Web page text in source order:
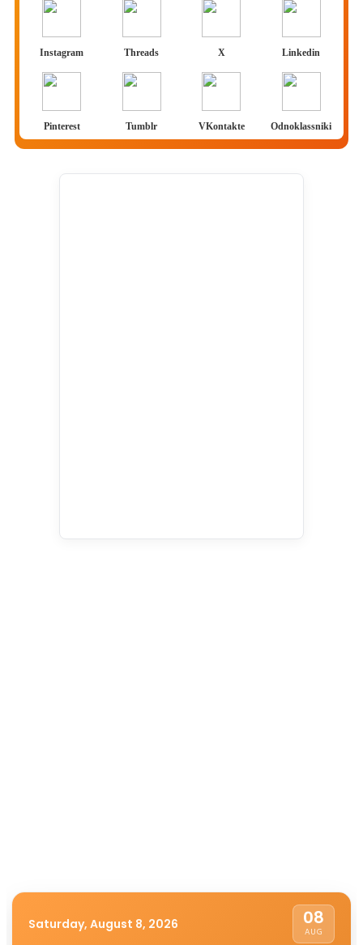
Instagram Threads X Linkedin
Pinterest Tumblr VKontakte Odnoklassniki
Saturday, August 8, 2026 08
AUG